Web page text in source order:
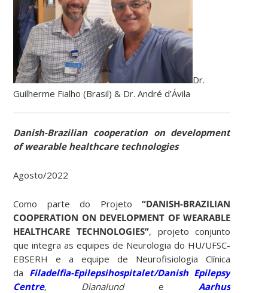
Dr.
Guilherme Fialho (Brasil) & Dr. André d’Ávila
Danish-Brazilian cooperation on development
of wearable healthcare technologies
Agosto/2022
Como parte do Projeto “DANISH-BRAZILIAN
COOPERATION ON DEVELOPMENT OF WEARABLE
HEALTHCARE TECHNOLOGIES”, projeto conjunto
que integra as equipes de Neurologia do HU/UFSC-
EBSERH e a equipe de Neurofisiologia Clínica
da Filadelfia-Epilepsihospitalet/Danish Epilepsy
Centre, DianalundeAarhus